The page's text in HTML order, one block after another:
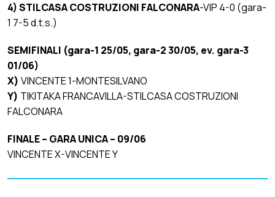
4)STILCASA COSTRUZIONI FALCONARA-VIP 4-0 (gara-
1 7-5 d.t.s.)
SEMIFINALI (gara-1 25/05, gara-2 30/05, ev. gara-3
01/06)
X) VINCENTE 1-MONTESILVANO
Y) TIKITAKA FRANCAVILLA-STILCASA COSTRUZIONI
FALCONARA
FINALE – GARA UNICA – 09/06
VINCENTE X-VINCENTE Y